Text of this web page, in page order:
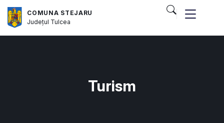
COMUNA STEJARU
Județul Tulcea
Turism